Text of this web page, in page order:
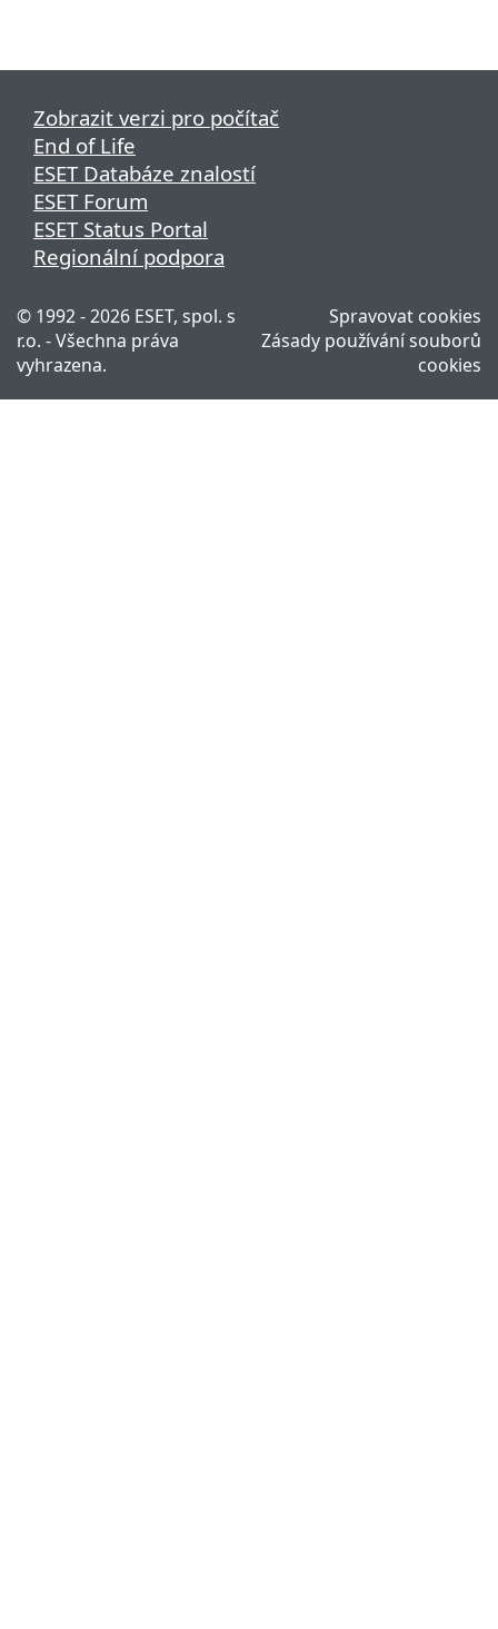
Zobrazit verzi pro počítač
End of Life
ESET Databáze znalostí
ESET Forum
ESET Status Portal
Regionální podpora
© 1992 - 2026 ESET, spol. s
r.o. - Všechna práva
vyhrazena.
Spravovat cookies
Zásady používání souborů
cookies